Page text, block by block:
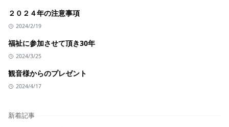
２０２４年の注意事項
2024/2/19
福祉に参加させて頂き30年
2024/3/25
観音様からのプレゼント
2024/4/17
新着記事